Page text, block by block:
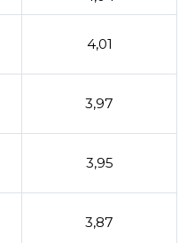
4,01
3,97
3,95
3,87